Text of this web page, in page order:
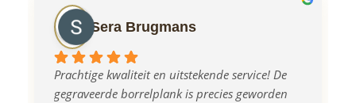
Sera Brugmans
Prachtige kwaliteit en uitstekende service! De
gegraveerde borrelplank is precies geworden